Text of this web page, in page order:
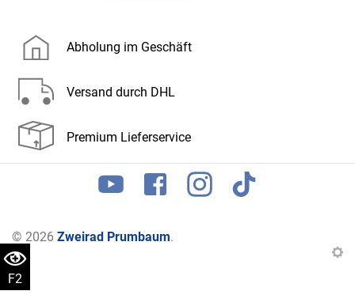
F2
Abholung im Geschäft
Versand durch DHL
Premium Lieferservice
© 2026 Zweirad Prumbaum.